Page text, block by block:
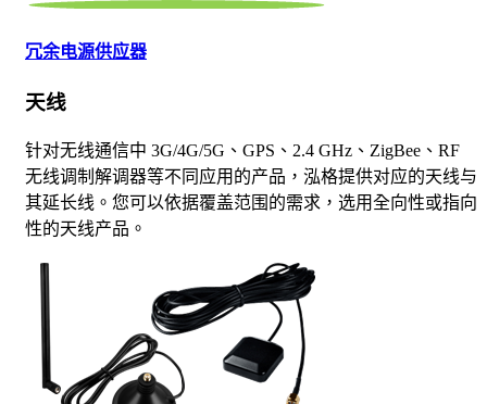
冗余电源供应器
天线
针对无线通信中 3G/4G/5G、GPS、2.4 GHz、ZigBee、RF
无线调制解调器等不同应用的产品，泓格提供对应的天线与
其延长线。您可以依据覆盖范围的需求，选用全向性或指向
性的天线产品。